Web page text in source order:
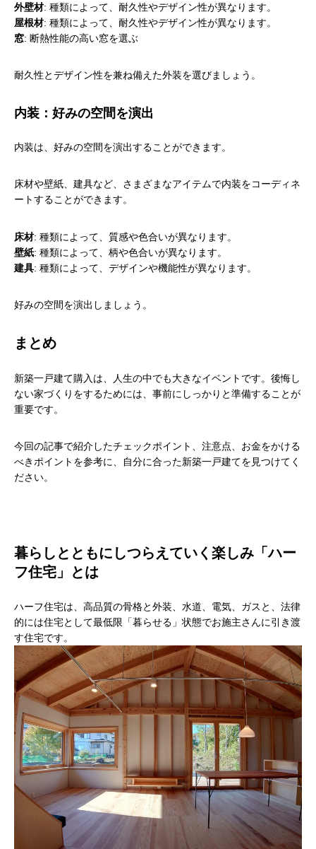
外壁材: 種類によって、耐久性やデザイン性が異なります。
屋根材: 種類によって、耐久性やデザイン性が異なります。
窓: 断熱性能の高い窓を選ぶ
耐久性とデザイン性を兼ね備えた外装を選びましょう。
内装：好みの空間を演出
内装は、好みの空間を演出することができます。
床材や壁紙、建具など、さまざまなアイテムで内装をコーディネ
ートすることができます。
床材: 種類によって、質感や色合いが異なります。
壁紙: 種類によって、柄や色合いが異なります。
建具: 種類によって、デザインや機能性が異なります。
好みの空間を演出しましょう。
まとめ
新築一戸建て購入は、人生の中でも大きなイベントです。後悔し
ない家づくりをするためには、事前にしっかりと準備することが
重要です。
今回の記事で紹介したチェックポイント、注意点、お金をかける
べきポイントを参考に、自分に合った新築一戸建てを見つけてく
ださい。
暮らしとともにしつらえていく楽しみ「ハー
フ住宅」とは
ハーフ住宅は、高品質の骨格と外装、水道、電気、ガスと、法律
的には住宅として最低限「暮らせる」状態でお施主さんに引き渡
す住宅です。